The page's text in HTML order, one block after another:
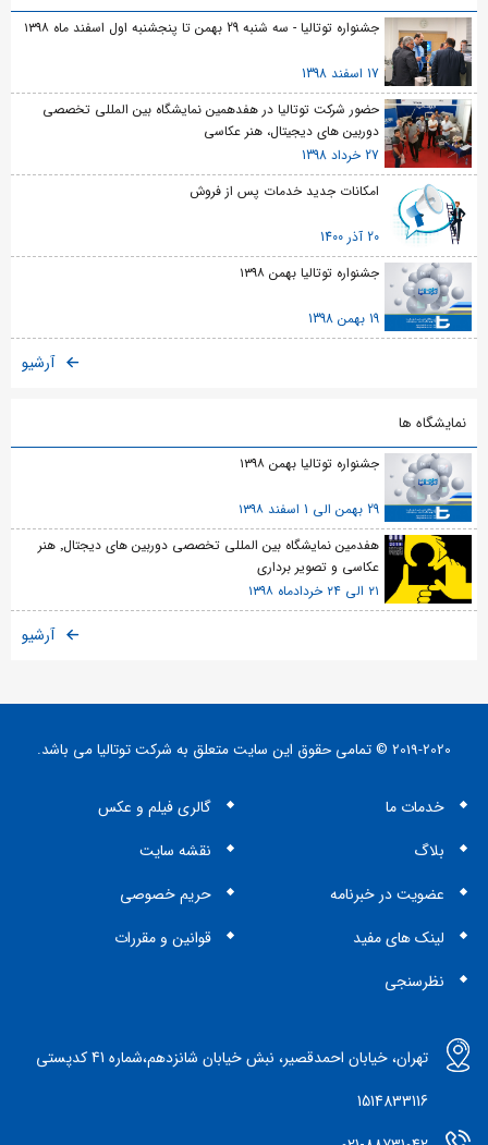
جشنواره توتالیا - سه شنبه 29 بهمن تا پنجشنبه اول اسفند ماه ۱۳۹۸
17 اسفند 1398
حضور شرکت توتالیا در هفدهمین نمایشگاه بین المللی تخصصی
دوربین های دیجیتال، هنر عکاسی
27 خرداد 1398
امکانات جدید خدمات پس از فروش
20 آذر 1400
جشنواره توتالیا بهمن ۱۳۹۸
19 بهمن 1398
آرشیو
نمایشگاه ها
جشنواره توتالیا بهمن ۱۳۹۸
29 بهمن الی 1 اسفند ۱۳۹۸
هفدمین نمایشگاه بین المللی تخصصی دوربین های دیجتال٬ هنر
عکاسی و تصویر برداری
۲۱ الی ۲۴ خردادماه ۱۳۹۸
آرشیو
خدمات ما
بلاگ
عضویت در خبرنامه
لینک های مفید
نظرسنجی
گالری فیلم و عکس
نقشه سایت
حریم خصوصی
قوانین و مقررات
تهران، خیابان احمدقصیر، نبش خیابان شانزدهم،شماره 41 کدپستی
1514833116
2019-2020 © تمامی حقوق این سایت متعلق به شرکت توتالیا می باشد.